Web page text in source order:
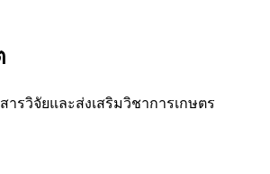
ารวิจัยและส่งเสริมวิชาการเกษตร